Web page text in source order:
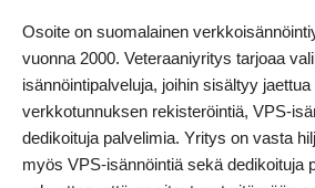
Osoite on suomalainen
vuonna 2000. Veteraaniyritys tarjoaa
isännöintipalveluja, joihin sisältyy jaettua
verkkotunnuksen rekisteröintiä, VPS-
dedikoituja palvelimia. Yritys on vasta
myös VPS-isännöintiä sekä dedikoituja